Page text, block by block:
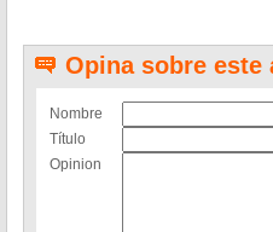
Opina sobre este
Nombre
Título
Opinion